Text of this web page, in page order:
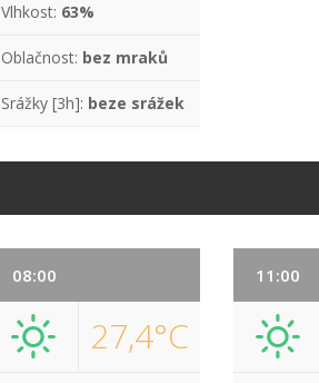
Vlhkost: 63%
Oblačnost: bez mraků
Srážky [3h]: beze srážek
08:00
27,4°C
11:00